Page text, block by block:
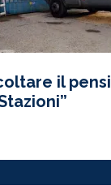
il